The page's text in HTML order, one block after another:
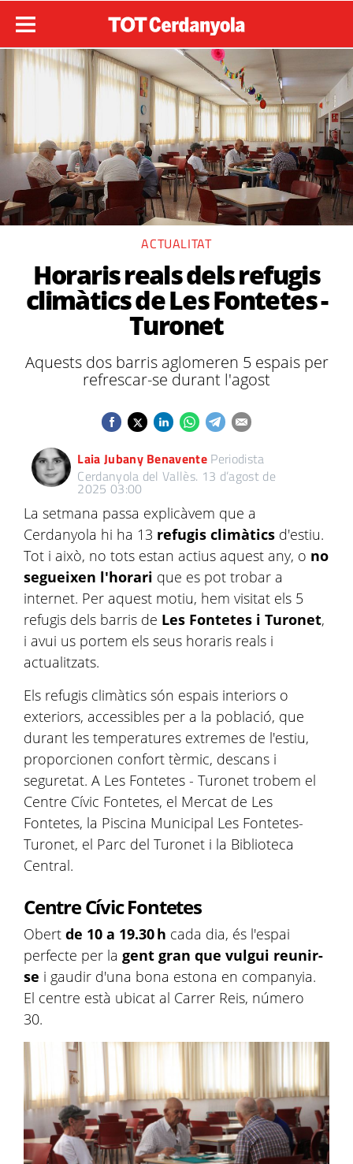
ACTUALITAT
Horaris reals dels refugis
climàtics de Les Fontetes -
Turonet
Aquests dos barris aglomeren 5 espais per
refrescar-se durant l'agost
Laia Jubany Benavente Periodista
Cerdanyola del Vallès. 13 d’agost de
2025 03:00
La setmana passa explicàvem que a
Cerdanyola hi ha 13 refugis climàtics d'estiu.
Tot i això, no tots estan actius aquest any, o no
segueixen l'horari que es pot trobar a
internet. Per aquest motiu, hem visitat els 5
refugis dels barris de Les Fontetes i Turonet,
i avui us portem els seus horaris reals i
actualitzats.
Els refugis climàtics són espais interiors o
exteriors, accessibles per a la població, que
durant les temperatures extremes de l'estiu,
proporcionen confort tèrmic, descans i
seguretat. A Les Fontetes - Turonet trobem el
Centre Cívic Fontetes, el Mercat de Les
Fontetes, la Piscina Municipal Les Fontetes-
Turonet, el Parc del Turonet i la Biblioteca
Central.
Centre Cívic Fontetes
Obert de 10 a 19.30 h cada dia, és l'espai
perfecte per la gent gran que vulgui reunir-
se i gaudir d'una bona estona en companyia.
El centre està ubicat al Carrer Reis, número
30.